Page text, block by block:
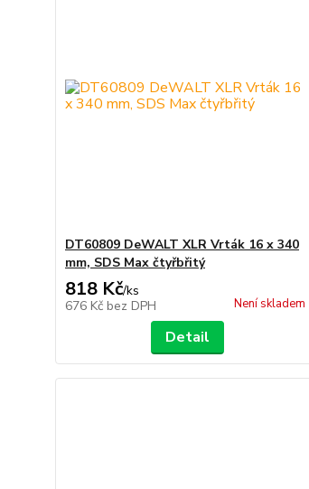
DT60809 DeWALT XLR Vrták 16 x 340
mm, SDS Max čtyřbřitý
818 Kč/ks
676 Kč bez DPH Není skladem
Detail